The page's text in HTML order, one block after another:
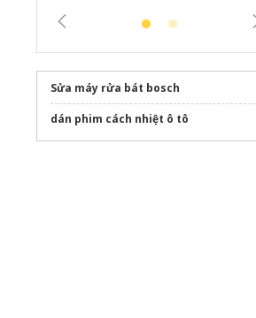
Sửa máy rửa bát bosch
dán phim cách nhiệt ô tô